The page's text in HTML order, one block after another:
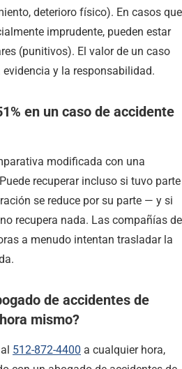
deterioro físico). En casos que
imprudente, pueden estar
(punitivos). El valor de un caso
y la responsabilidad.
en un caso de accidente
modificada con una
recuperar incluso si tuvo parte
se reduce por su parte — y si
recupera nada. Las compañías de
a menudo intentan trasladar la
de accidentes de
mismo?
512-872-4400 a cualquier hora,